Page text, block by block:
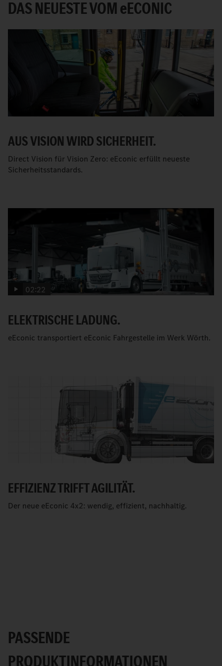
DAS NEUESTE VOMeECONIC
AUS VISION WIRD SICHERHEIT.
Direct Vision für Vision Zero: eEconic erfüllt neueste
Sicherheitsstandards.
02:22
ELEKTRISCHE LADUNG.
eEconic transportiert eEconic Fahrgestelle im Werk Wörth.
EFFIZIENZ TRIFFT AGILITÄT.
Der neue eEconic 4x2: wendig, effizient, nachhaltig.
PASSENDE
PRODUKTINFORMATIONEN